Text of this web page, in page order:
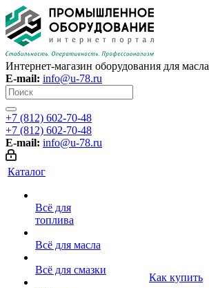
Интернет-магазин оборудования для
E-mail: info@u-78.ru
+7 (812) 602-70-48
+7 (812) 602-70-48
E-mail: info@u-78.ru
Каталог
Всё для
топлива
Всё для масла
Всё для смазки
Как купить